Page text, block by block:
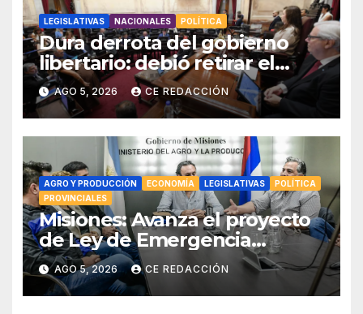
LEGISLATIVAS NACIONALES POLÍTICA
Dura derrota del gobierno
libertario: debió retirar el
capítulo de extranjerización
de tierras por falta de votos
AGO 5, 2026 CE REDACCIÓN
AGRO Y PRODUCCIÓN ECONOMÍA LEGISLATIVAS
POLÍTICA
PROVINCIALES
Misiones: Avanza el proyecto
de Ley de Emergencia
Yerbatera: “Se demostró que
la desregulación no
funcionó”
AGO 5, 2026 CE REDACCIÓN